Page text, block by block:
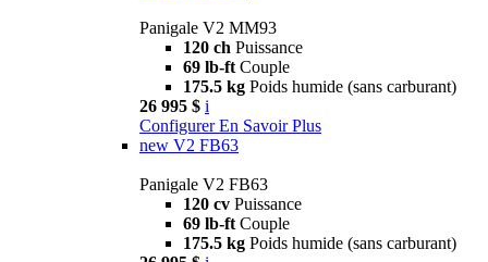
Panigale V2 MM93
120 ch Puissance
69 lb-ft Couple
175.5 kg Poids humide (sans carburant)
26 995 $ i
Configurer En Savoir Plus
new V2 FB63
Panigale V2 FB63
120 cv Puissance
69 lb-ft Couple
175.5 kg Poids humide (sans carburant)